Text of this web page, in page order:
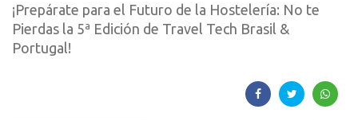
¡Prepárate para el Futuro de la Hostelería: No te
Pierdas la 5ª Edición de Travel Tech Brasil &
Portugal!